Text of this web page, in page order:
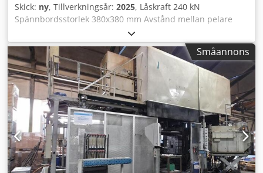
Skick: ny, Tillverkningsår: 2025, Låskraft 240 kN
Spännbordsstorlek 380x380 mm Avstånd mellan pelare
250x250 mm Maskinens vikt ca 3,0 t Låsslag 180 mm
Utslungarkraft 28 kN Utslungarslag 50 mm Formhöjd 120-
300 mm Pelardiameter 45 mm Gjutkraft 43 kN Gjutslog 85
mm Gjutkolvsdiameter 36, 40, 45 mm Gjutvolym (DIN
24480) 47, 63, 87 cm³ Specifikt gjuttryck 420, 340, 270
daN/cm² Tillhörande partningsyta 56, 70, 88 cm²
Nedkörningsslag 150 mm Maskinens utrustning: Djdpfsx
Hp E Ajx Aanjck 1.0.2 Låsdelslucka på underredet för
våg/ränna 1.0.3 Smådelsskydd i underredet 1.1.0
Motoriserad skyddsdörr till vänster i gjutriktningen 1.4.0
Maskinupplagringar 1.5.4 Belysning i maskinens
innandöme 1.11.0 Utrustningspaket - Energieffektivitet
Småannons